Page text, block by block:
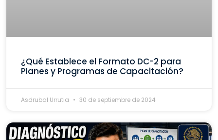
¿Qué Establece el Formato DC-2 para
Planes y Programas de Capacitación?
Asdrubal Urrutia 30 de septiembre de 2024